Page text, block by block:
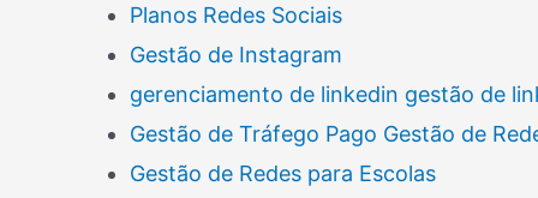
Planos Redes Sociais
Gestão de Instagram
gerenciamento de linkedin gestão de
Gestão de Tráfego Pago Gestão de
Gestão de Redes para Escolas